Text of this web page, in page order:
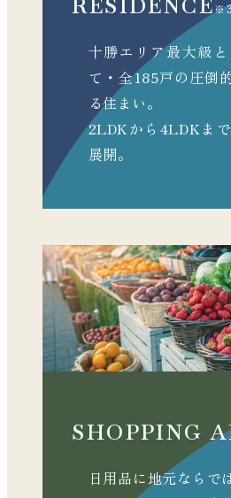
RESIDENCE※3
十勝エリア最大級
て・ 全185戸の圧倒
る住まい。
2LDKから4LDKま
展開。
SHOPPING
日用品に地元ならで